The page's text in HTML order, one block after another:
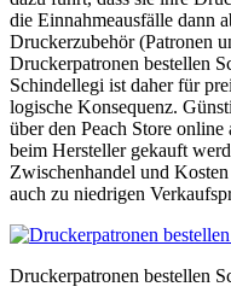
die Einnahmeausfälle dann
Druckerzubehör (Patronen
Druckerpatronen bestellen
Schindellegi ist daher für
logische Konsequenz.
über den Peach Store online
beim Hersteller gekauft
Zwischenhandel und
auch zu niedrigen
Druckerpatronen bestellen